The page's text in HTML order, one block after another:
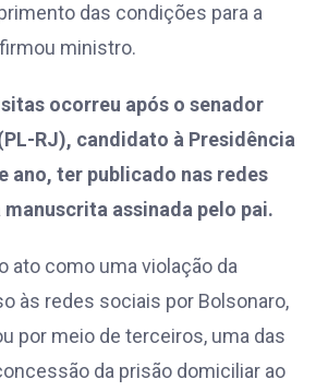
das condições para a
ministro.
ocorreu após o senador
RJ), candidato à Presidência
ano, ter publicado nas redes
assinada pelo pai.
ato como uma violação da
às redes sociais por Bolsonaro,
por meio de terceiros, uma das
da prisão domiciliar ao